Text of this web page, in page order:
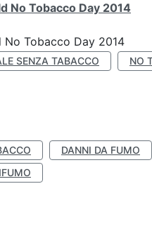
No Tobacco Day 2014
Tobacco Day 2014
SENZA TABACCO NO
DANNI DA FUMO